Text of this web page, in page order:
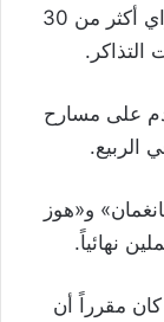
وفي كل أسبوع إغلاق، تخسر مسارح برودواي أكثر من 30
التذاكر .
31 مسرحية تقدم على مسارح
.
و«هوز
نهائياً.
مقرراً أن